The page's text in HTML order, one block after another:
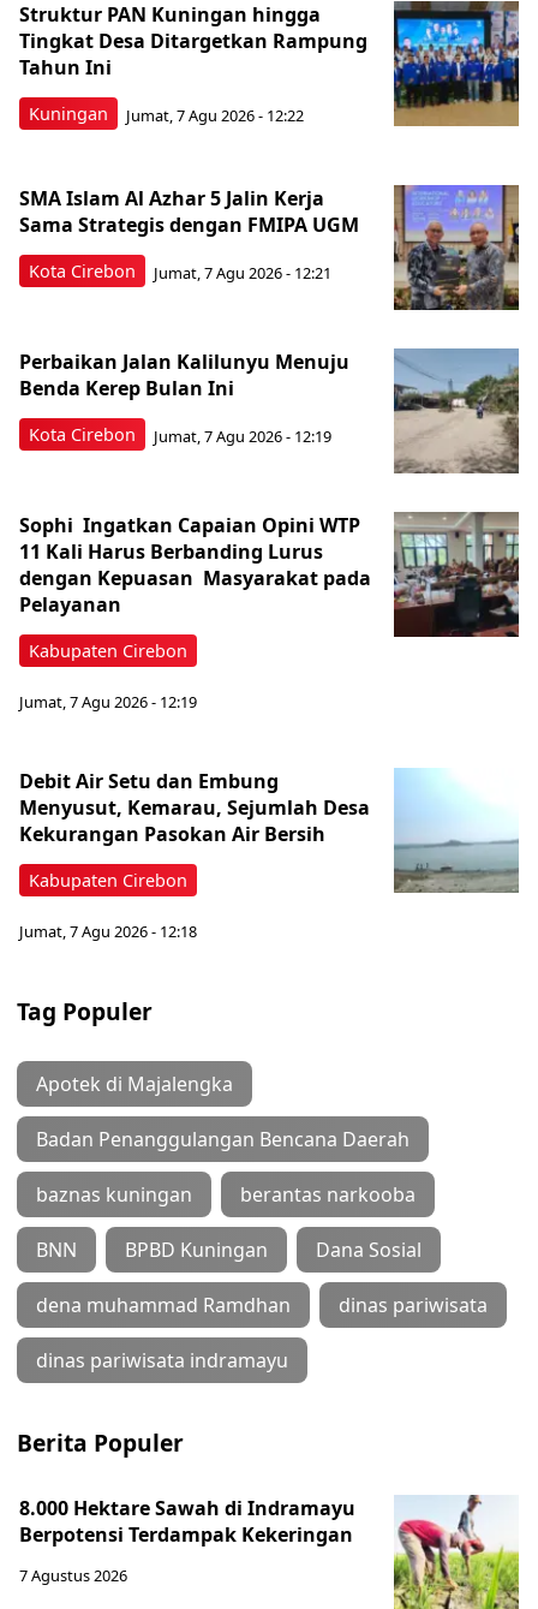
Kuningan
Struktur PAN Kuningan hingga
Tingkat Desa Ditargetkan Rampung
Tahun Ini
Jumat, 7 Agu 2026 - 12:22
Kota Cirebon
SMA Islam Al Azhar 5 Jalin Kerja
Sama Strategis dengan FMIPA UGM
Jumat, 7 Agu 2026 - 12:21
Kota Cirebon
Perbaikan Jalan Kalilunyu Menuju
Benda Kerep Bulan Ini
Jumat, 7 Agu 2026 - 12:19
Kabupaten Cirebon
Sophi Ingatkan Capaian Opini WTP
11 Kali Harus Berbanding Lurus
dengan Kepuasan Masyarakat pada
Pelayanan
Jumat, 7 Agu 2026 - 12:19
Kabupaten Cirebon
Debit Air Setu dan Embung
Menyusut, Kemarau, Sejumlah Desa
Kekurangan Pasokan Air Bersih
Jumat, 7 Agu 2026 - 12:18
Tag Populer
Apotek di Majalengka
Badan Penanggulangan Bencana Daerah
baznas kuningan berantas narkooba
BNN BPBD Kuningan Dana Sosial
dena muhammad Ramdhan dinas pariwisata
dinas pariwisata indramayu
Berita Populer
8.000 Hektare Sawah di Indramayu
Berpotensi Terdampak Kekeringan
7 Agustus 2026